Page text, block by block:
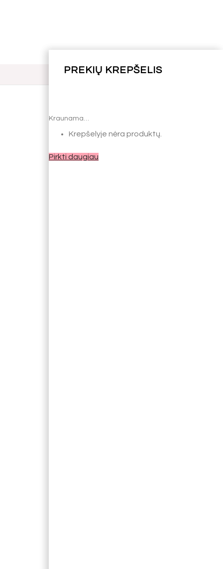
Kraunama…
Krepšelyje nėra produktų.
Pirkti daugiau
Kraunama…
Krepšelyje nėra produktų.
Pirkti daugiau